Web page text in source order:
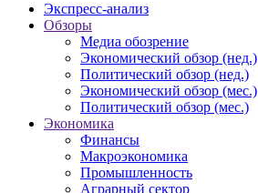
Экспресс-анализ
Обзоры
Медиа обозрение
Экономический обзор (нед.)
Политический обзор (нед.)
Экономический обзор (мес.)
Политический обзор (мес.)
Экономика
Финансы
Макроэкономика
Промышленность
Аграрный сектор